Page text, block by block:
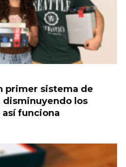
primer sistema de
los
funciona